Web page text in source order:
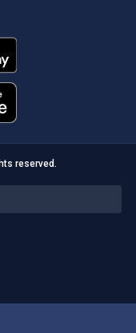
reserved.